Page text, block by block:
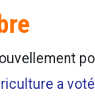
a voté